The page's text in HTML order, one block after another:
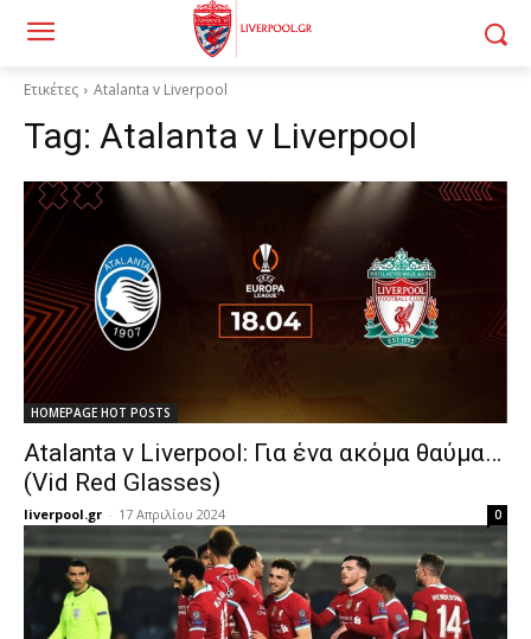
Ετικέτες Atalanta v Liverpool
Tag: Atalanta v Liverpool
HOMEPAGE HOT POSTS
Atalanta v Liverpool: Για ένα ακόμα θαύμα…
(Vid Red Glasses)
liverpool.gr - 17 Απριλίου 2024 0